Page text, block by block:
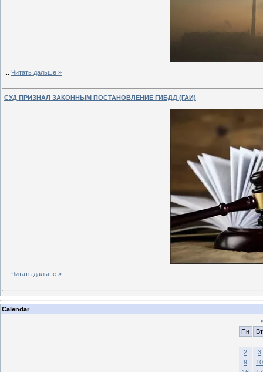
Читать дальше »
СУД ПРИЗНАЛ ЗАКОННЫМ ПОСТАНОВЛЕНИЕ ГИБДД (ГАИ)
Читать дальше »
Calendar
Пн
Вт
2
3
9
10